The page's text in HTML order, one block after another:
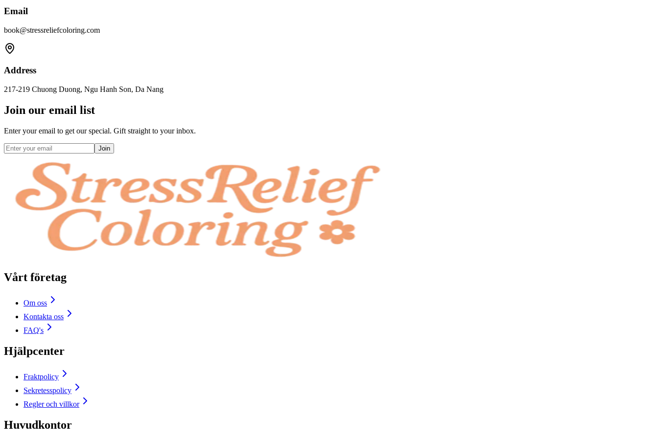
Email
book@stressreliefcoloring.com
Address
217-219 Chuong Duong, Ngu Hanh Son, Da Nang
Join our email list
Enter your email to get our special. Gift straight to your inbox.
Join
Vårt företag
Om oss
Kontakta oss
FAQ's
Hjälpcenter
Fraktpolicy
Sekretesspolicy
Regler och villkor
Huvudkontor